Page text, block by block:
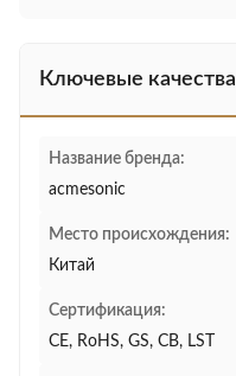
Ключевые качества
Название бренда:
acmesonic
Место происхождения:
Китай
Сертификация:
CE, RoHS, GS, CB, LST